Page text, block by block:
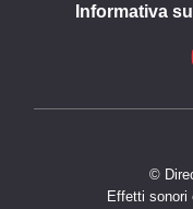
Informativa
©
Effetti sonori